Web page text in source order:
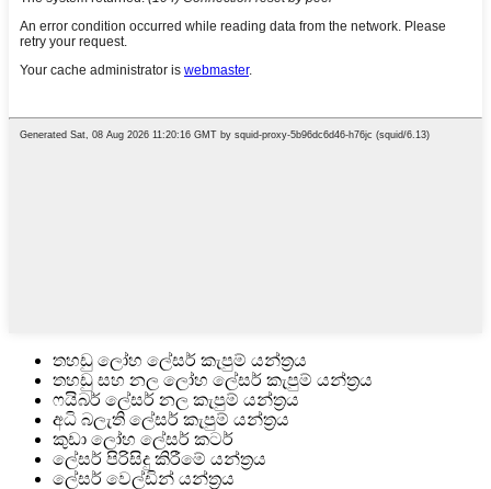
තහඩු ලෝහ ලේසර් කැපුම් යන්ත්‍රය
තහඩු සහ නල ලෝහ ලේසර් කැපුම් යන්ත්‍රය
ෆයිබර් ලේසර් නල කැපුම් යන්ත්‍රය
අධි බලැති ලේසර් කැපුම් යන්ත්‍රය
කුඩා ලෝහ ලේසර් කටර්
ලේසර් පිරිසිදු කිරීමේ යන්ත්‍රය
ලේසර් වෙල්ඩින් යන්ත්‍රය